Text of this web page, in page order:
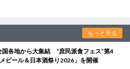
もっと見る
国各地から大集結 “庶民派食フェス”第4
ビール＆日本酒祭り2026」を開催